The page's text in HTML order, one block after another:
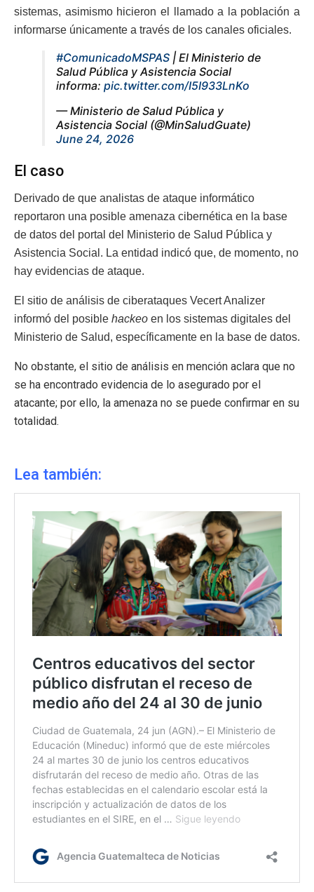
sistemas, asimismo hicieron el llamado a la población a
informarse únicamente a través de los canales oficiales.
#ComunicadoMSPAS | El Ministerio de
Salud Pública y Asistencia Social
informa: pic.twitter.com/I5I933LnKo
— Ministerio de Salud Pública y
Asistencia Social (@MinSaludGuate)
June 24, 2026
El caso
Derivado de que analistas de ataque informático
reportaron una posible amenaza cibernética en la base
de datos del portal del Ministerio de Salud Pública y
Asistencia Social. La entidad indicó que, de momento, no
hay evidencias de ataque.
El sitio de análisis de ciberataques Vecert Analizer
informó del posible hackeo en los sistemas digitales del
Ministerio de Salud, específicamente en la base de datos.
No obstante, el sitio de análisis en mención aclara que no
se ha encontrado evidencia de lo asegurado por el
atacante; por ello, la amenaza no se puede confirmar en su
totalidad.
Lea también: